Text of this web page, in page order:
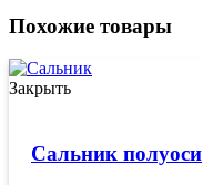
Похожие товары
Закрыть
Сальник полуоси